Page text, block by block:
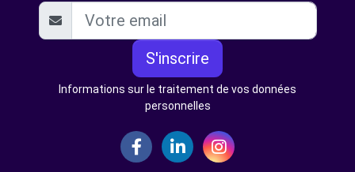
S'inscrire
Informations sur le traitement de vos données
personnelles